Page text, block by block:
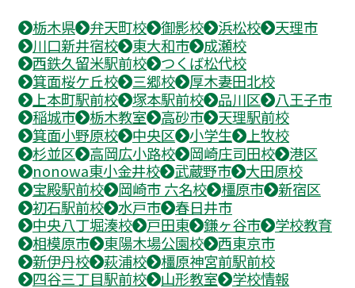
栃木県 弁天町校 御影校 浜松校
天理市
川口新井宿校
東大和市
成瀬校
西鉄久留米駅前校
つくば松代校
箕面桜ケ丘校
三郷校
厚木妻田北校
上本町駅前校
塚本駅前校 品川区
八王子市
稲城市
栃木教室 高砂市
天理駅前校
箕面小野原校
中央区 小学生
上牧校
杉並区
高岡広小路校 岡崎庄司田校
港区
nonowa東小金井校
武蔵野市
大田原校
宝殿駅前校
岡崎市 六名校 橿原市
新宿区
初石駅前校
水戸市
春日井市
中央八丁堀湊校
戸田東 鎌ヶ谷市
学校教育
相模原市
東陽木場公園校
西東京市
新伊丹校
萩浦校
橿原神宮前駅前校
四谷三丁目駅前校
山形教室
学校情報